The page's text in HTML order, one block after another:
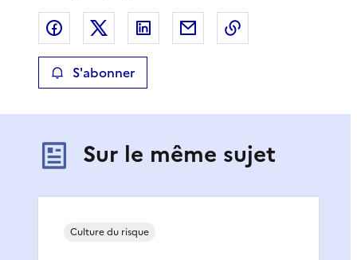
Partager sur Facebook
Partager sur XPartager sur LinkedIn
Partager par email
S'abonner
Sur le même sujet
Culture du risque